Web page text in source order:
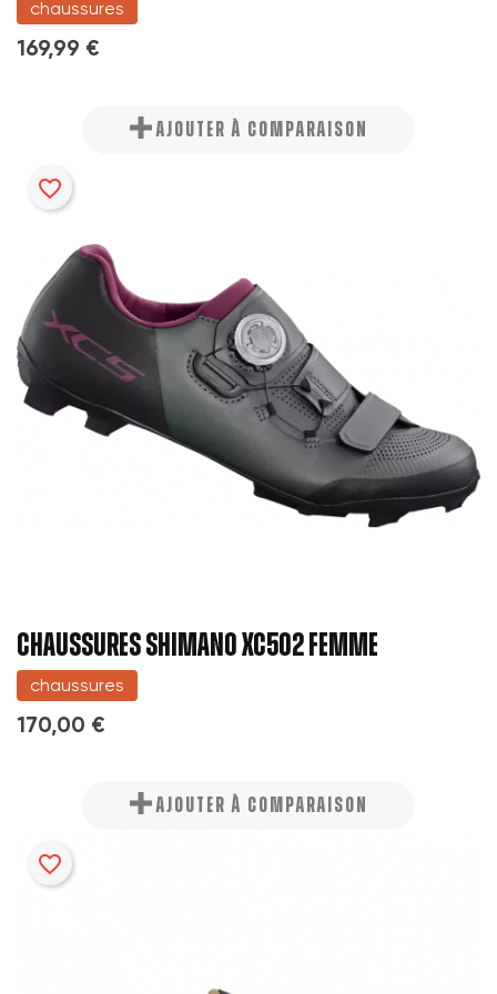
chaussures
169,99 €
AJOUTER À COMPARAISON
CHAUSSURES SHIMANO XC502 FEMME
chaussures
170,00 €
favorite_border
AJOUTER À COMPARAISON
favorite_border